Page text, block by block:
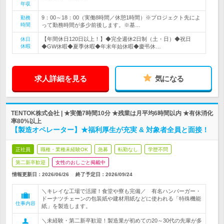
年収
勤務
時間
9：00～18：00（実働8時間／休憩1時間）※プロジェクト先によ
って勤務時間が多少前後します。※基…
休日
休暇
【年間休日120日以上！】◆完全週休2日制（土・日）◆祝日
◆GW休暇◆夏季休暇◆年末年始休暇◆慶弔休…
求人詳細を見る 気になる
TENTOK株式会社 | ★実働7時間10分 ★残業は月平均6時間以内 ★有休消化
率80%以上
【製造オペレーター】★福利厚生が充実 & 対象者全員と面接！
正社員 職種・業種未経験OK 急募 転勤なし 学歴不問
第二新卒歓迎 女性のおしごと掲載中
情報更新日：2026/06/26 終了予定日： 2026/09/24
仕事内容
＼キレイな工場で活躍！食堂や寮も完備／ 有名ハンバーガー・
ドーナツチェーンの包装紙や建材用紙などに使われる「特殊機能
紙」を製造します。
＼未経験・第二新卒歓迎！製造業が初めての20～30代の先輩が多